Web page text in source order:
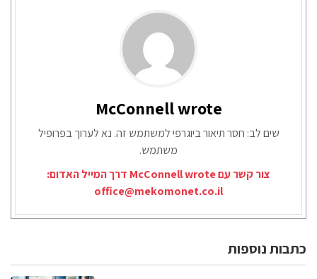
McConnell wrote
שים לב: חסר תיאור ביוגרפי למשתמש זה. נא לערוך בפרופיל
משתמש.
צור קשר עם McConnell wrote דרך המייל האדום:
office@mekomonet.co.il
כתבות נוספות